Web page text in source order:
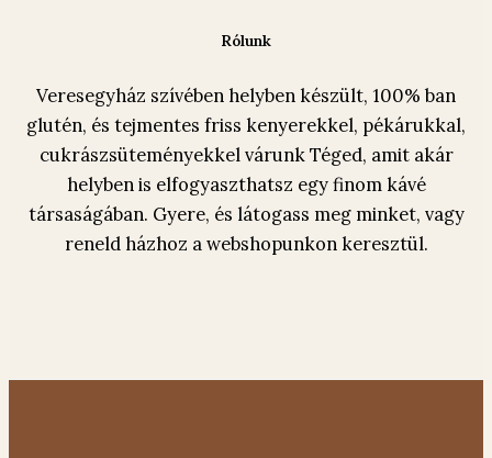
Rólunk
Veresegyház szívében helyben készült, 100% ban
glutén, és tejmentes friss kenyerekkel, pékárukkal,
cukrászsüteményekkel várunk Téged, amit akár
helyben is elfogyaszthatsz egy finom kávé
társaságában. Gyere, és látogass meg minket, vagy
reneld házhoz a webshopunkon keresztül.